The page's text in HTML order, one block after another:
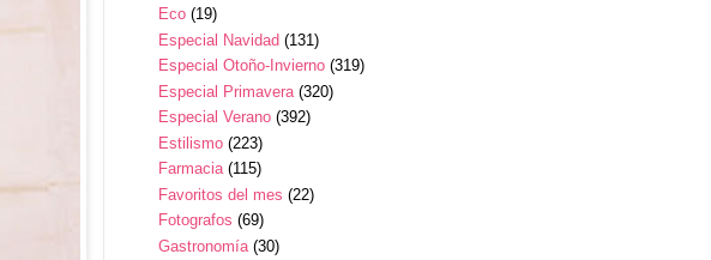
Eco (19)
Especial Navidad (131)
Especial Otoño-Invierno (319)
Especial Primavera (320)
Especial Verano (392)
Estilismo (223)
Farmacia (115)
Favoritos del mes (22)
Fotografos (69)
Gastronomía (30)